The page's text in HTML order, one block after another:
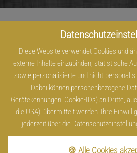
Diese Website verwendet Cookies und
externe Inhalte einzubinden, statistische
sowie personalisierte und nicht-
Dabei können personenbezogene
Gerätekennungen, Cookie-IDs) an Dritte,
die USA), übermittelt werden. Ihre
jederzeit über die
🍪 Alle Cookies